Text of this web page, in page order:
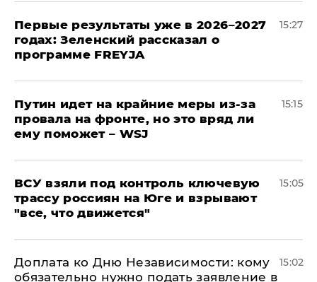
Первые результаты уже в 2026–2027
годах: Зеленский рассказал о
программе FREYJA
15:27
Путин идет на крайние меры из-за
провала на фронте, но это вряд ли
ему поможет – WSJ
15:15
ВСУ взяли под контроль ключевую
трассу россиян на Юге и взрывают
"все, что движется"
15:05
Доплата ко Дню Независимости: кому
обязательно нужно подать заявление в
15:02